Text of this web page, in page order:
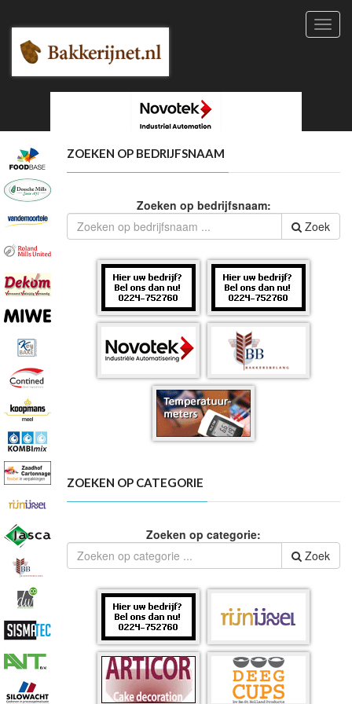
ZOEKEN OP BEDRIJFSNAAM
Zoeken op bedrijfsnaam:
Zoek
ZOEKEN OP CATEGORIE
Zoeken op categorie:
Zoek